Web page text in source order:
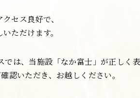
セス良好で、
ただけます。
は、当施設「なか富士」が正しく
認いただき、お越しください。